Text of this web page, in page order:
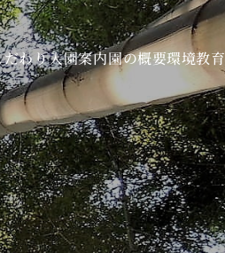
だわり入園案内園の概要環境教育